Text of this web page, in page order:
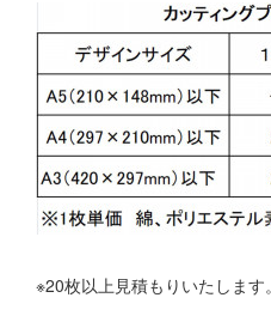
※20枚以上見積もりいたします。